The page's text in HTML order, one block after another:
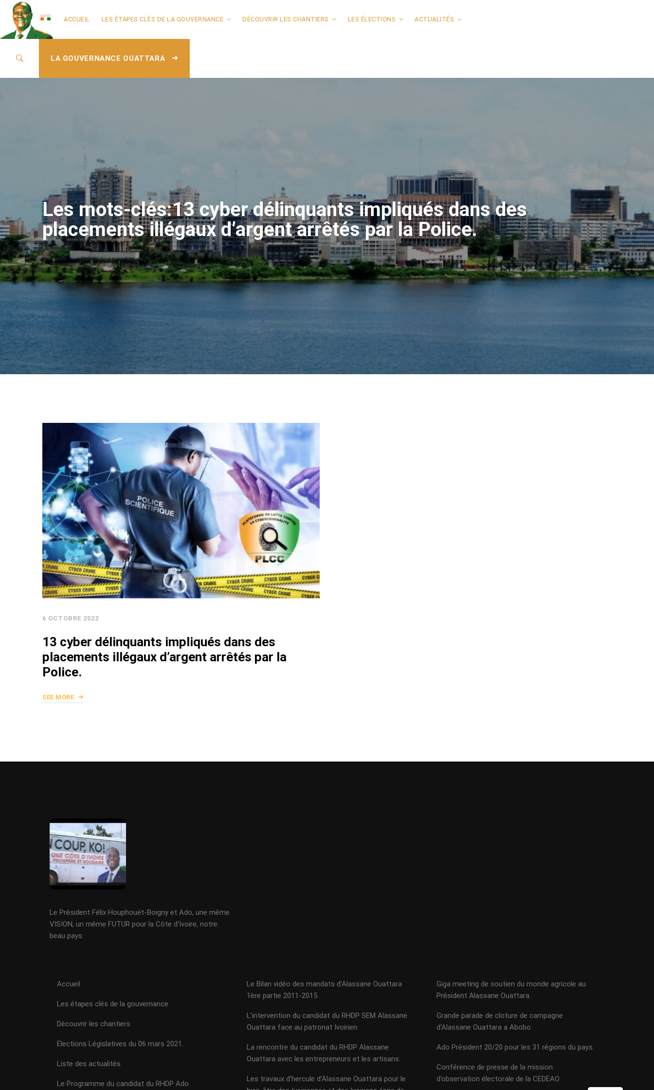
ACCUEIL LES ÉTAPES CLÉS DE LA GOUVERNANCE DÉCOUVRIR LES CHANTIERS LES ÉLECTIONS ACTUALITÉS
LA GOUVERNANCE OUATTARA
Les mots-clés:13 cyber délinquants impliqués dans des
placements illégaux d’argent arrêtés par la Police.
6 OCTOBRE 2022
13 cyber délinquants impliqués dans des
placements illégaux d’argent arrêtés par la
Police.
SEE MORE
Le Président Félix Houphouët-Boigny et Ado, une même
VISION, un même FUTUR pour la Côte d'Ivoire, notre
beau pays.
Accueil
Les étapes clés de la gouvernance
Découvrir les chantiers
Elections Législatives du 06 mars 2021.
Liste des actualités
Le Programme du candidat du RHDP Ado
Le Bilan vidéo des mandats d’Alassane Ouattara
1ère partie 2011-2015
L’intervention du candidat du RHDP SEM Alassane
Ouattara face au patronat Ivoirien
La rencontre du candidat du RHDP Alassane
Ouattara avec les entrepreneurs et les artisans.
Les travaux d’hercule d’Alassane Ouattara pour le
Giga meeting de soutien du monde agricole au
Président Alassane Ouattara
Grande parade de cloture de campagne
d’Alassane Ouattara a Abobo
Ado Président 20/20 pour les 31 régions du pays.
Conférence de presse de la mission
d’observation électorale de la CEDEAO